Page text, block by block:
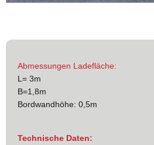
Abmessungen Ladefläche:
L= 3m
B=1,8m
Bordwandhöhe: 0,5m
Technische Daten: